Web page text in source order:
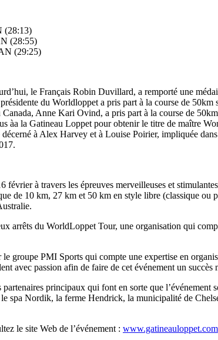
(28:13)
(28:55)
(29:25)
le Français Robin Duvillard, a remporté une
du Worldloppet a pris part à la course de 50km
Canada, Anne Kari Ovind, a pris part à la course de
àa la Gatineau Loppet pour obtenir le titre de maître
à Alex Harvey et à Louise Poirier, impliquée
février à travers les épreuves merveilleuses et
de 10 km, 27 km et 50 km en style libre (classique ou
arrêts du WorldLoppet Tour, une organisation qui
groupe PMI Sports qui compte une expertise en
avec passion afin de faire de cet événement un succès
principaux qui font en sorte que
spa Nordik, la ferme Hendrick, la municipalité de
le site Web de l’événement : www.gatineauloppet.com